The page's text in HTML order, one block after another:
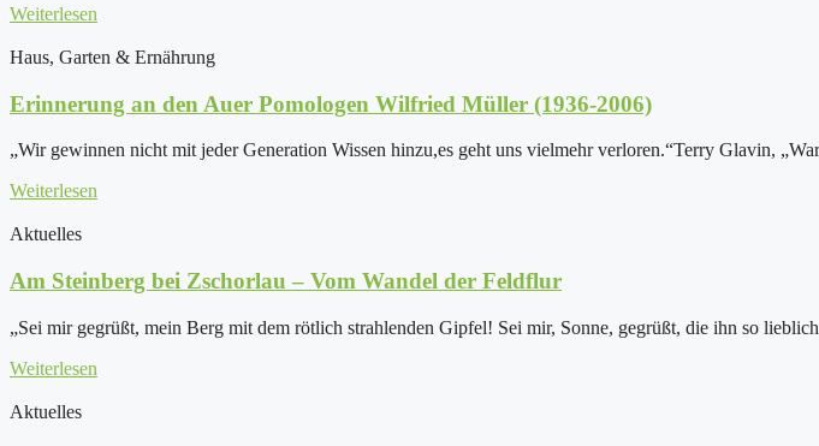
Weiterlesen
Haus, Garten & Ernährung
Erinnerung an den Auer Pomologen Wilfried Müller (1936-2006)
„Wir gewinnen nicht mit jeder Generation Wissen hinzu,es geht uns vielmehr verloren.“Terry Glavin,
Weiterlesen
Aktuelles
Am Steinberg bei Zschorlau – Vom Wandel der Feldflur
„Sei mir gegrüßt, mein Berg mit dem rötlich strahlenden Gipfel! Sei mir, Sonne, gegrüßt, die ihn so
Weiterlesen
Aktuelles